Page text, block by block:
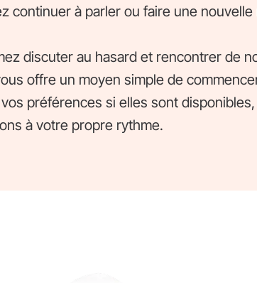
continuer à parler ou faire une
discuter au hasard et rencontrer de
offre un moyen simple de
préférences si elles sont
à votre propre rythme.